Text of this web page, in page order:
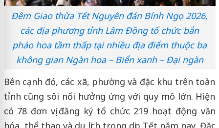
Đêm Giao thừa Tết Nguyên đán Bính Ngọ 2026,
các địa phương tỉnh Lâm Đồng tổ chức bắn
pháo hoa tầm thấp tại nhiều địa điểm thuộc ba
không gian Ngàn hoa – Biển xanh – Đại ngàn
Bên cạnh đó, các xã, phường và đặc khu trên toàn
tỉnh cũng sôi nổi hưởng ứng với quy mô lớn. Hiện
có 78 đơn vị đăng ký tổ chức 219 hoạt động văn
hóa, thể thao và du lịch trong dịp Tết năm nay. Đặc